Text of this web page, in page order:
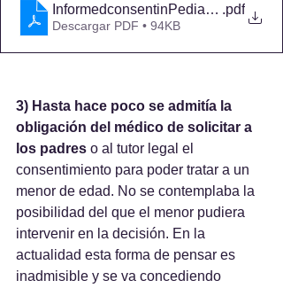
InformedconsentinPediatricpractice
.pdf
Descargar PDF • 94KB
3) Hasta hace poco se admitía la
obligación del médico de solicitar a
los padres o al tutor legal el
consentimiento para poder tratar a un
menor de edad. No se contemplaba la
posibilidad del que el menor pudiera
intervenir en la decisión. En la
actualidad esta forma de pensar es
inadmisible y se va concediendo